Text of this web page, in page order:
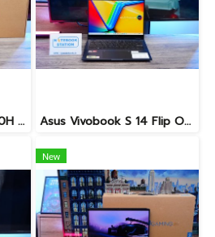
Acer Nitro V 15 i5-13420H Ram16 RTX2050(4GB) SSD512GB จอ15.6นิ้ว FHD 144Hz เกมมิ่งรุ่นใหม่ ดีไซน์ฝาหลังสุดเท่ มีประกันศูนย์2027 เครื่องพร้อมใช้งาน ราคาสุดคุ้มเพียง 17,990.- Asus Vivobook S 14 Flip OLED ทัชกรีนหมุนจอ360องศา Ryzen7-7730U Ram24 SSD512GB จอ14 2.8K OLED 90Hz จอภาพสวยคมชัดมาก ดีไซน์สวยทันสมัย ราคา 18,990.-
New